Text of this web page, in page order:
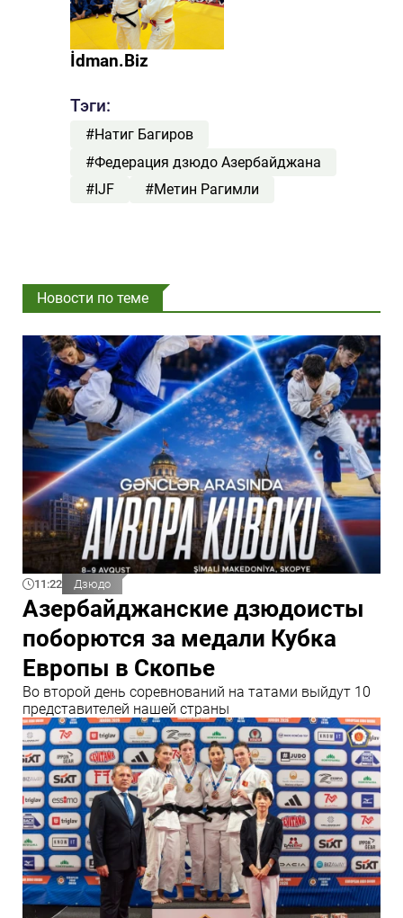
İdman.Biz
Тэги:
#Натиг Багиров
#Федерация дзюдо Азербайджана
#IJF
#Метин Рагимли
Новости по теме
11:22 Дзюдо
Азербайджанские дзюдоисты
поборются за медали Кубка
Европы в Скопье
Во второй день соревнований на татами выйдут 10
представителей нашей страны